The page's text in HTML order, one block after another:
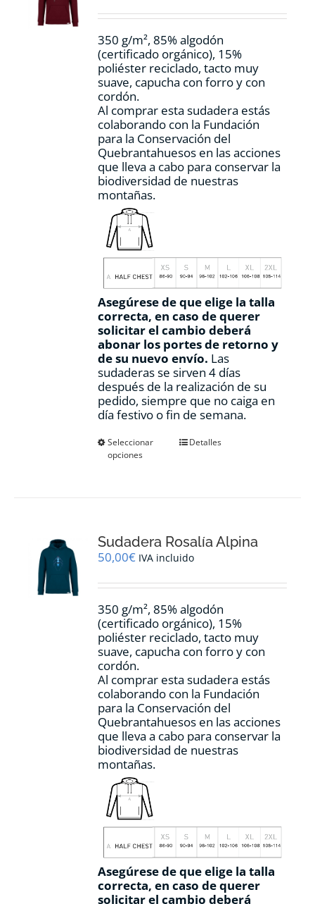
en
página
de
producto
350 g/m², 85% algodón
(certificado orgánico), 15%
poliéster reciclado, tacto muy
suave, capucha con forro y con
cordón.
Al comprar esta sudadera estás
colaborando con la Fundación
para la Conservación del
Quebrantahuesos en las acciones
que lleva a cabo para conservar la
biodiversidad de nuestras
montañas.
Asegúrese de que elige la talla
correcta, en caso de querer
solicitar el cambio deberá
abonar los portes de retorno y
de su nuevo envío. Las
sudaderas se sirven 4 días
después de la realización de su
pedido, siempre que no caiga en
día festivo o fin de semana.
Seleccionar
opciones
Este
se
pueden
en
página
de
producto
Detalles
Sudadera Rosalía Alpina
50,00€ IVA incluido
350 g/m², 85% algodón
(certificado orgánico), 15%
poliéster reciclado, tacto muy
suave, capucha con forro y con
cordón.
Al comprar esta sudadera estás
colaborando con la Fundación
para la Conservación del
Quebrantahuesos en las acciones
que lleva a cabo para conservar la
biodiversidad de nuestras
montañas.
Asegúrese de que elige la talla
correcta, en caso de querer
solicitar el cambio deberá